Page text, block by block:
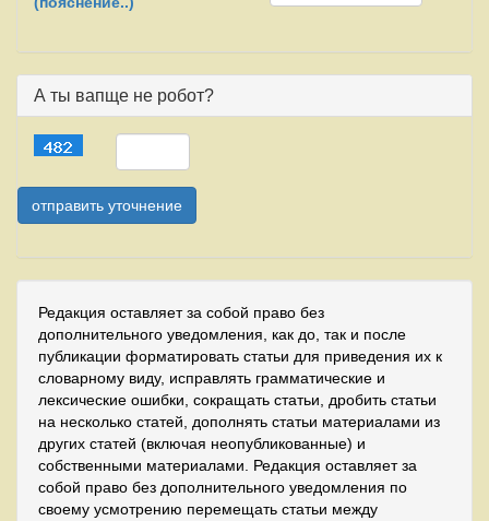
А ты вапще не робот?
Редакция оставляет за собой право без
дополнительного уведомления, как до, так и после
публикации форматировать статьи для приведения их к
словарному виду, исправлять грамматические и
лексические ошибки, сокращать статьи, дробить статьи
на несколько статей, дополнять статьи материалами из
других статей (включая неопубликованные) и
собственными материалами. Редакция оставляет за
собой право без дополнительного уведомления по
своему усмотрению перемещать статьи между